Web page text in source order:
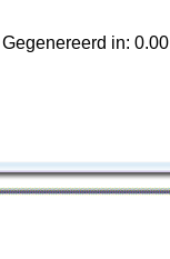
Gegenereerd in: